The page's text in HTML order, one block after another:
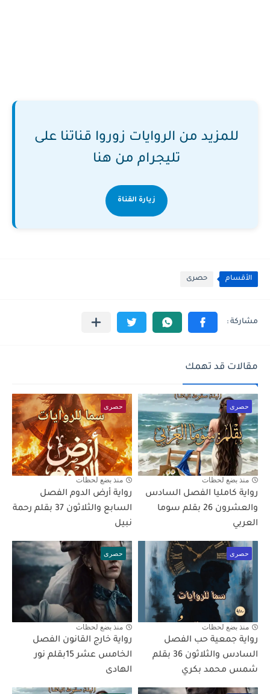
للمزيد من الروايات زوروا قناتنا على
تليجرام من هنا
زيارة القناة
الأقسام حصرى
مقالات قد تهمك
حصرى
منذ بضع لحظات
رواية كامليا الفصل السادس
والعشرون 26 بقلم سوما
العربي
حصرى
منذ بضع لحظات
رواية أرض الدوم الفصل
السابع والثلاثون 37 بقلم رحمة
نبيل
حصرى
منذ بضع لحظات
رواية جمعية حب الفصل
السادس والثلاثون 36 بقلم
شمس محمد بكري
حصرى
منذ بضع لحظات
رواية خارج القانون الفصل
الخامس عشر 15بقلم نور
الهادى